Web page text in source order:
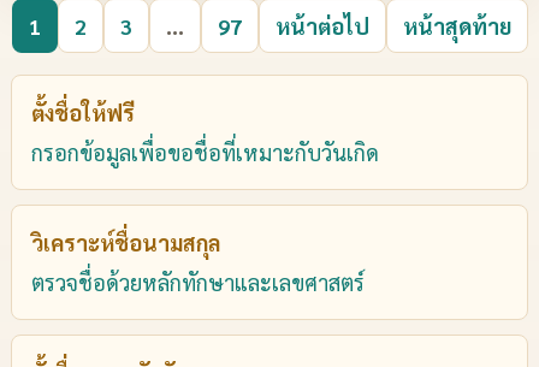
1 2 3 ... 97 หน้าต่อไป หน้าสุดท้าย
ตั้งชื่อให้ฟรี
กรอกข้อมูลเพื่อขอชื่อที่เหมาะกับวันเกิด
วิเคราะห์ชื่อนามสกุล
ตรวจชื่อด้วยหลักทักษาและเลขศาสตร์